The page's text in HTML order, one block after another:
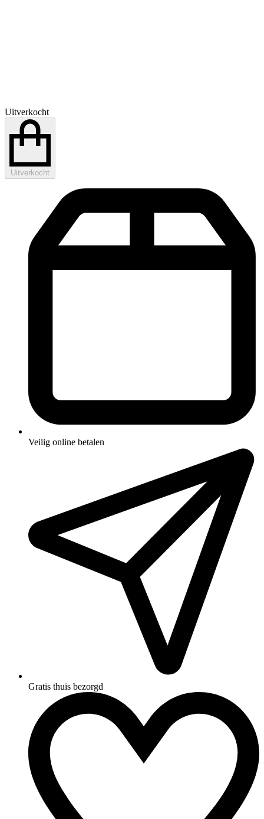
Uitverkocht
Uitverkocht
Veilig online betalen
Gratis thuis bezorgd